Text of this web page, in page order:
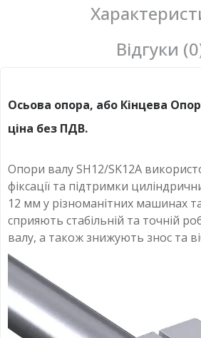
Відгуки
Осьова опора, або Кінцева
ціна без ПДВ.
Опори валу SH12/SK12A
фіксації та підтримки
12 мм у різноманітних машинах
сприяють стабільній та точній
валу, а також знижують знос та